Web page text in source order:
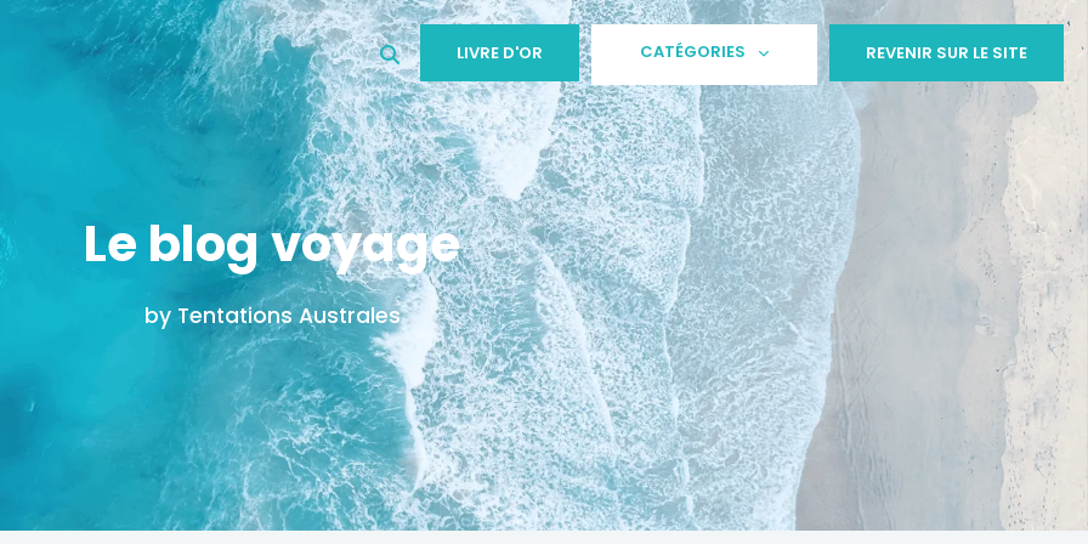
LIVRE D'OR CATÉGORIES REVENIR SUR LE SITE
Le blog voyage
by Tentations Australes